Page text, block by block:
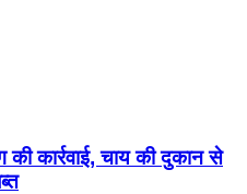
कार्रवाई, चाय की दुकान से